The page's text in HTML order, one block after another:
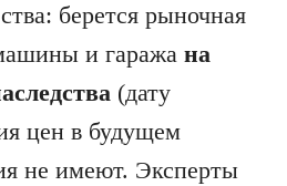
берется рыночная
и гаража на
(дату
цен в будущем
не имеют. Эксперты